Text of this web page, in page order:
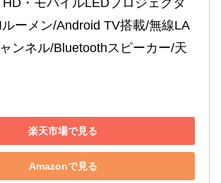
・モバイルLEDプロジェクタ
ーメン/Android TV搭載/無線LA
ンネル/Bluetoothスピーカー/天
楽天市場で見る
Amazonで見る